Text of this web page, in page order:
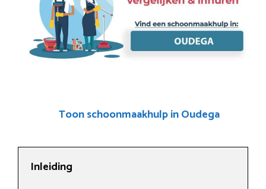
Toon schoonmaakhulp in Oudega
Inleiding